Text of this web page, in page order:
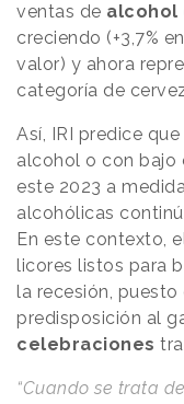
ventas de alcohol
creciendo (+3,7%
valor) y ahora
categoría de
Así, IRI predice
alcohol o con bajo
este 2023 a
alcohólicas
En este contexto,
licores listos para
la recesión,
predisposición al
celebraciones
“Cuando se trata